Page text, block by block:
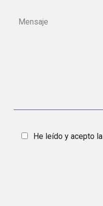
He leído y acepto la